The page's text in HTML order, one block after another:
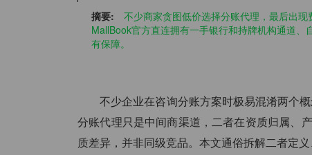
分
摘要: 不少商家贪图低价选择分账代理，最后出
MallBook官方直连拥有一手银行和持牌机构通道
有保障。
不少企业在咨询分账方案时极易混淆两个概
分账代理只是中间商渠道，二者在资质归属、
质差异，并非同级竞品。本文通俗拆解二者定